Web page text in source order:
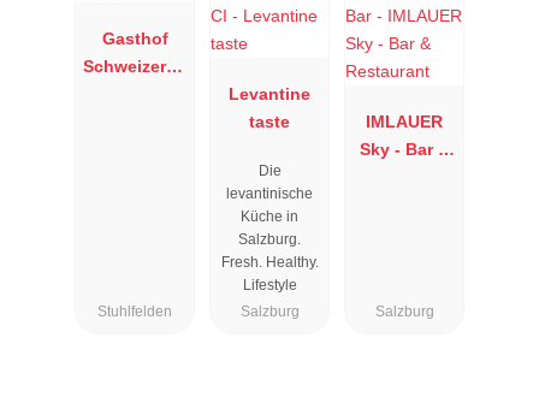
Gasthof
Schweizerha
Stuhlfelden
Levantine
taste
Die
levantinische
Küche in
Salzburg.
Fresh. Healthy.
Lifestyle
Salzburg
IMLAUER
Sky - Bar &
Salzburg